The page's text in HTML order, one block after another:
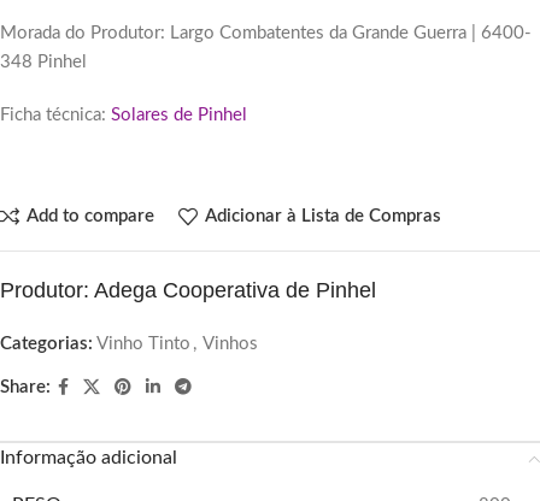
Morada do Produtor: Largo Combatentes da Grande Guerra | 6400-
348 Pinhel
Ficha técnica: Solares de Pinhel
Add to compare Adicionar à Lista de Compras
Produtor: Adega Cooperativa de Pinhel
Categorias: Vinho Tinto , Vinhos
Share:
Informação adicional